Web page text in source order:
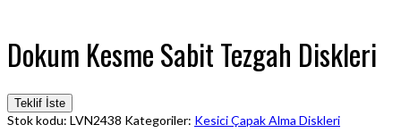
Dokum Kesme Sabit Tezgah Diskleri
Teklif İste
Stok kodu: LVN2438 Kategoriler: Kesici Çapak Alma Diskleri